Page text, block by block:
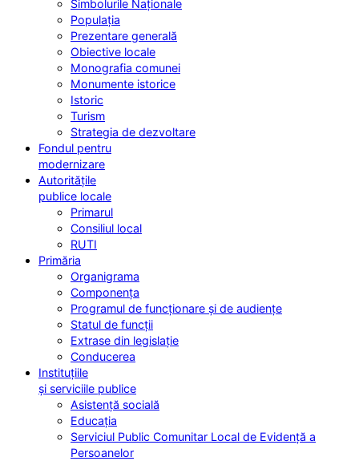
Simbolurile Naționale
Populația
Prezentare generală
Obiective locale
Monografia comunei
Monumente istorice
Istoric
Turism
Strategia de dezvoltare
Fondul pentru
modernizare
Autoritățile
publice locale
Primarul
Consiliul local
RUTI
Primăria
Organigrama
Componența
Programul de funcționare și de audiențe
Statul de funcții
Extrase din legislație
Conducerea
Instituțiile
și serviciile publice
Asistență socială
Educația
Serviciul Public Comunitar Local de Evidență a
Persoanelor